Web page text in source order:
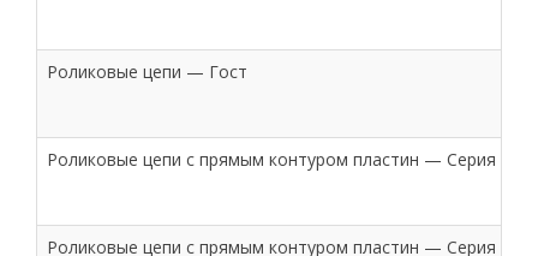
Роликовые цепи — Гост
Роликовые цепи с прямым контуром пластин — Серия А
Роликовые цепи с прямым контуром пластин — Серия Б